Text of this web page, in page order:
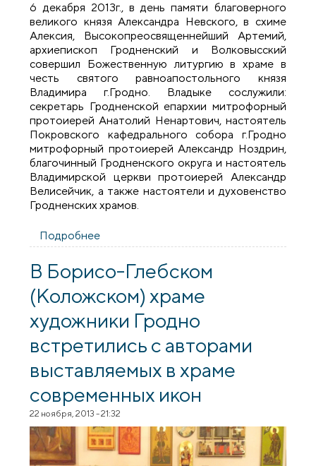
6 декабря 2013г., в день памяти благоверного
великого князя Александра Невского, в схиме
Алексия, Высокопреосвященнейший Артемий,
архиепископ Гродненский и Волковысский
совершил Божественную литургию в храме в
честь святого равноапостольного князя
Владимира г.Гродно. Владыке сослужили:
секретарь Гродненской епархии митрофорный
протоиерей Анатолий Ненартович, настоятель
Покровского кафедрального собора г.Гродно
митрофорный протоиерей Александр Ноздрин,
благочинный Гродненского округа и настоятель
Владимирской церкви протоиерей Александр
Велисейчик, а также настоятели и духовенство
Гродненских храмов.
Подробнее
Владимирской церкви г.Гродно
В Борисо-Глебском
(Коложском) храме
художники Гродно
встретились с авторами
выставляемых в храме
современных икон
22 ноября, 2013 - 21:32